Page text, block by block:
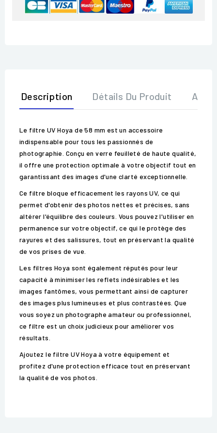
Description Détails Du Produit Avis
Le filtre UV Hoya de 58 mm est un accessoire
indispensable pour tous les passionnés de
photographie. Conçu en verre feuilleté de haute qualité,
il offre une protection optimale à votre objectif tout en
garantissant des images d'une clarté exceptionnelle.
Ce filtre bloque efficacement les rayons UV, ce qui
permet d'obtenir des photos nettes et précises, sans
altérer l'équilibre des couleurs. Vous pouvez l'utiliser en
permanence sur votre objectif, ce qui le protège des
rayures et des salissures, tout en préservant la qualité
de vos prises de vue.
Les filtres Hoya sont également réputés pour leur
capacité à minimiser les reflets indésirables et les
images fantômes, vous permettant ainsi de capturer
des images plus lumineuses et plus contrastées. Que
vous soyez un photographe amateur ou professionnel,
ce filtre est un choix judicieux pour améliorer vos
résultats.
Ajoutez le filtre UV Hoya à votre équipement et
profitez d'une protection efficace tout en préservant
la qualité de vos photos.